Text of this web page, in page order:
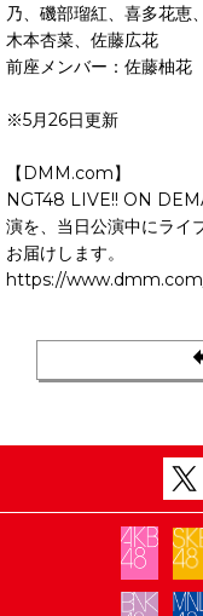
乃、磯部瑠紅、喜多花恵
木本杏菜、佐藤広花
前座メンバー：佐藤柚花
※5月26日更新
【DMM.com】
NGT48 LIVE!! ON
演を、当日公演中にライ
お届けします。
https://